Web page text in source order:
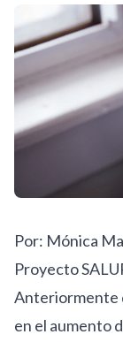
Por: Mónica
Proyecto
Anteriormente
en el aumento